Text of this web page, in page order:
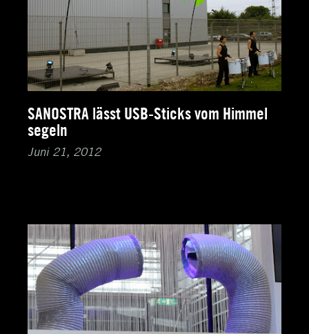
SANOSTRA lässt USB-Sticks vom Himmel
segeln
Juni 21, 2012